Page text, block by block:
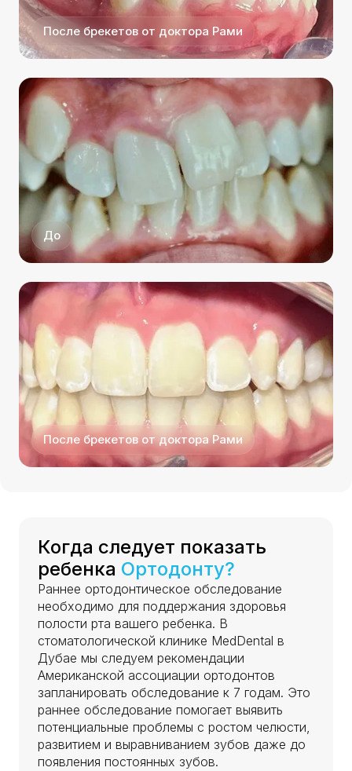
После брекетов от доктора Рами
До
После брекетов от доктора Рами
Когда следует показать
ребенка Ортодонту?
Раннее ортодонтическое обследование
необходимо для поддержания здоровья
полости рта вашего ребенка. В
стоматологической клинике MedDental в
Дубае мы следуем рекомендации
Американской ассоциации ортодонтов
запланировать обследование к 7 годам. Это
раннее обследование помогает выявить
потенциальные проблемы с ростом челюсти,
развитием и выравниванием зубов даже до
появления постоянных зубов.